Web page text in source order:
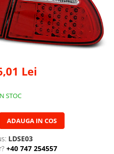
Lei
STOC
ADAUGA IN COS
LDSE03
+40 747 254557